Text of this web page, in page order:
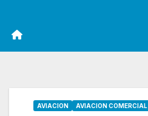
AVIACION AVIACION COMERCIAL